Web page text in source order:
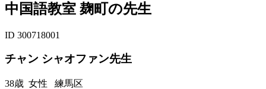
中国語教室 麹町の先生
ID 300718001
チャン シャオファン先生
38歳 女性 練馬区